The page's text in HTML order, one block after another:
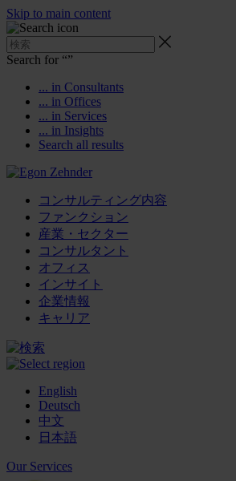
Skip to main content
Search for “”
... in Consultants
... in Offices
... in Services
... in Insights
Search all results
コンサルティング内容
ファンクション
産業・セクター
コンサルタント
オフィス
インサイト
企業情報
キャリア
English
Deutsch
中文
日本語
Our Services